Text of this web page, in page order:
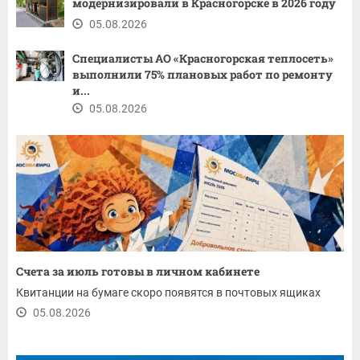
модернизировали в Красногорске в 2026 году
05.08.2026
Специалисты АО «Красногорская теплосеть»
выполнили 75% плановых работ по ремонту
и...
05.08.2026
Счета за июль готовы в личном кабинете
Квитанции на бумаге скоро появятся в почтовых ящиках
05.08.2026